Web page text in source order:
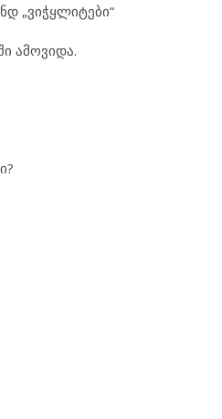
„ვიჭყლიტები“
ამოვიდა.